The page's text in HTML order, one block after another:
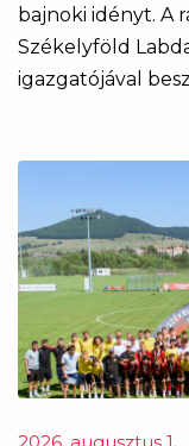
bajnoki idényt. A
Székelyföld
igazgatójával